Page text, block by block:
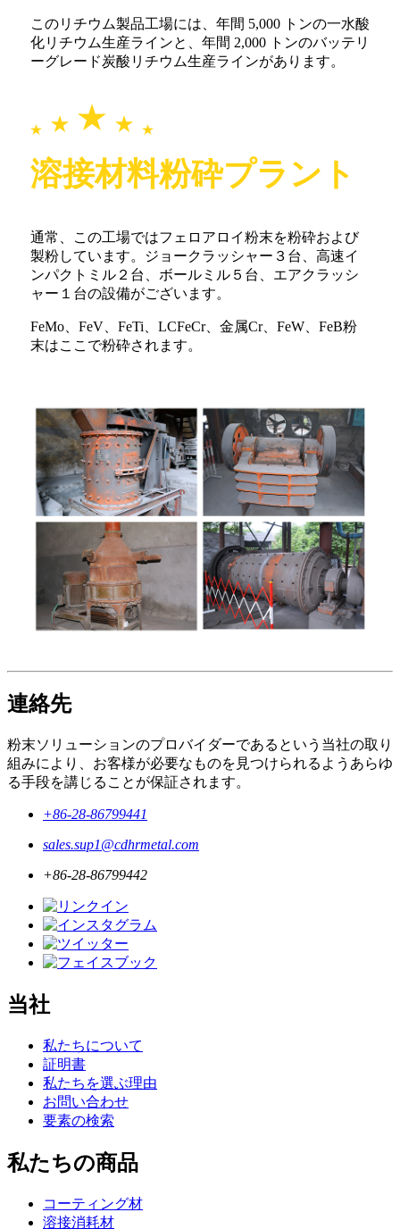
このリチウム製品工場には、年間 5,000 トンの一水酸
化リチウム生産ラインと、年間 2,000 トンのバッテリ
ーグレード炭酸リチウム生産ラインがあります。
溶接材料粉砕プラント
通常、この工場ではフェロアロイ粉末を粉砕および
製粉しています。ジョークラッシャー３台、高速イ
ンパクトミル２台、ボールミル５台、エアクラッシ
ャー１台の設備がございます。
FeMo、FeV、FeTi、LCFeCr、金属Cr、FeW、FeB粉
末はここで粉砕されます。
連絡先
粉末ソリューションのプロバイダーであるという当社の取り
組みにより、お客様が必要なものを見つけられるようあらゆ
る手段を講じることが保証されます。
+86-28-86799441
sales.sup1@cdhrmetal.com
+86-28-86799442
当社
私たちについて
証明書
私たちを選ぶ理由
お問い合わせ
要素の検索
私たちの商品
コーティング材
溶接消耗材